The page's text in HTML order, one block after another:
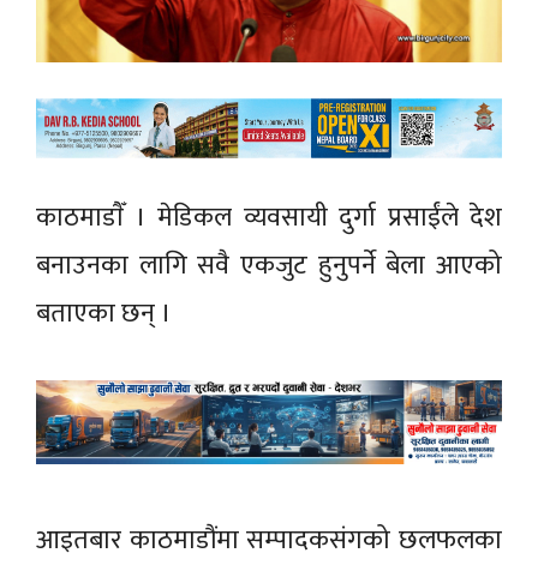
काठमाडाैँ । मेडिकल व्यवसायी दुर्गा प्रसाईंले देश
बनाउनका लागि सवै एकजुट हुनुपर्ने बेला आएको
बताएका छन् ।
आइतबार काठमाडौंमा सम्पादकसंगको छलफलका